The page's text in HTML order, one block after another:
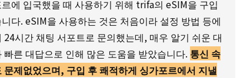
에 입국했을 때 사용하기 위해 trifa의 eSIM을 구입
다. eSIM을 사용하는 것은 처음이라 설정 방법 등에
24시간 채팅 서포트로 문의했는데, 매우 알기 쉬운 대
빠른 대답으로 인해 많은 도움을 받았습니다. 통신 속
문제없었으며, 구입 후 쾌적하게 싱가포르에서 지낼